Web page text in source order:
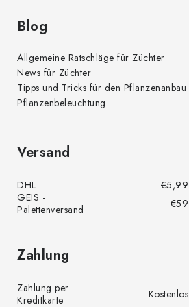
Blog
Allgemeine Ratschläge für Züchter
News für Züchter
Tipps und Tricks für den Pflanzenanbau
Pflanzenbeleuchtung
Versand
DHL
€5,99
GEIS -
Palettenversand
€59
Zahlung
Zahlung per
Kreditkarte
Kostenlos